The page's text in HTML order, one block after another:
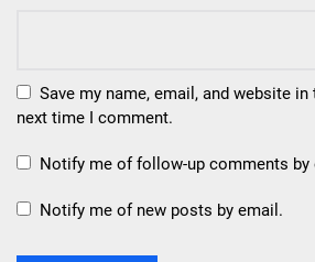
Save my name, email, and website
next time I comment.
Notify me of follow-up comments by
Notify me of new posts by email.